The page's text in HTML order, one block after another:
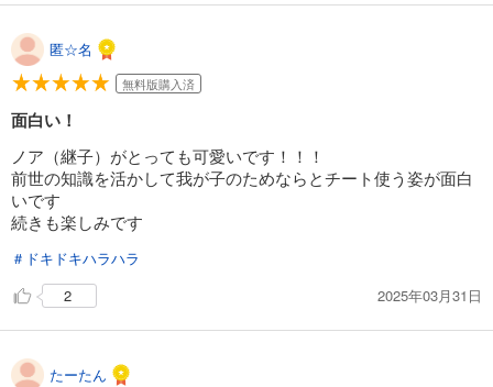
匿☆名
無料版購入済
面白い！
ノア（継子）がとっても可愛いです！！！
前世の知識を活かして我が子のためならとチート使う姿が面白
いです
続きも楽しみです
＃ドキドキハラハラ
2
2025年03月31日
たーたん